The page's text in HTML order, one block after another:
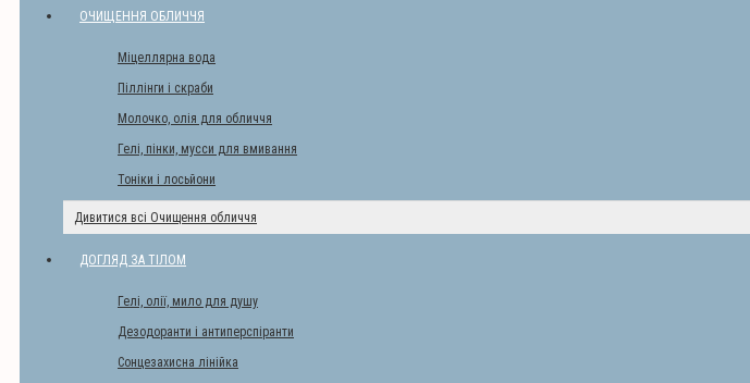
ОЧИЩЕННЯ ОБЛИЧЧЯ
Міцеллярна вода
Піллінги і скраби
Молочко, олія для обличчя
Гелі, пінки, мусси для вмивання
Тоніки і лосьйони
Дивитися всі Очищення обличчя
ДОГЛЯД ЗА ТІЛОМ
Гелі, олії, мило для душу
Дезодоранти і антиперспіранти
Сонцезахисна лінійка